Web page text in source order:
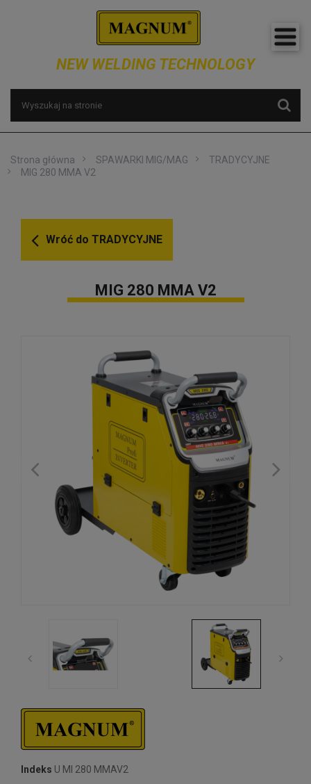
NEW WELDING TECHNOLOGY
Strona główna SPAWARKI MIG/MAG
TRADYCYJNE
MIG 280 MMA V2
Wróć do TRADYCYJNE
MIG 280 MMA V2
Indeks U MI 280 MMAV2